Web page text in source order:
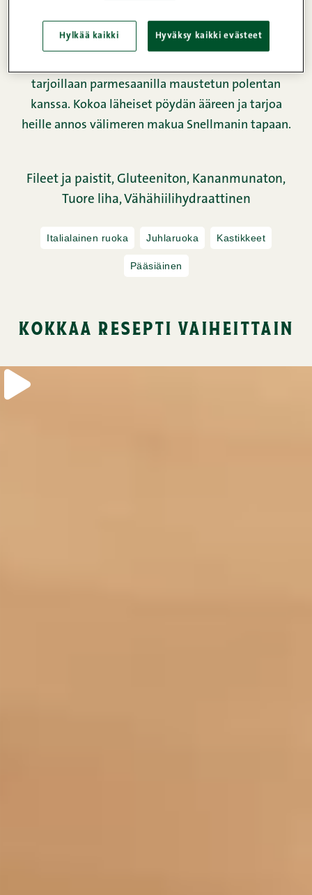
Hylkää kaikki Hyväksy kaikki evästeet